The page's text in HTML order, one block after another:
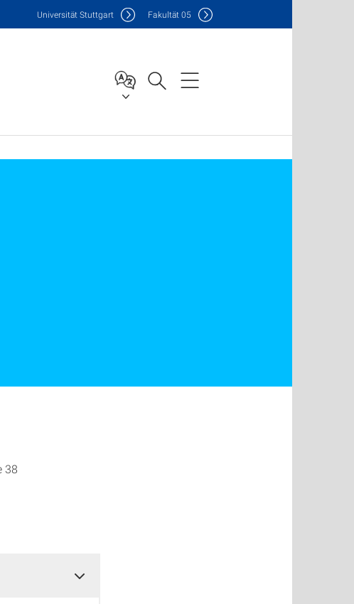
Universität Stuttgart Fakultät05
38